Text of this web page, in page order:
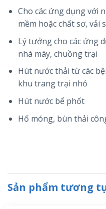
Cho các ứng dụng với
mềm hoặc chất sơ, vải
Lý tưởng cho các ứng
nhà máy, chuồng trại
Hút nước thải từ các
khu trang trại nhỏ
Hút nước bể phốt
Hố móng, bùn thải
Sản phẩm tương